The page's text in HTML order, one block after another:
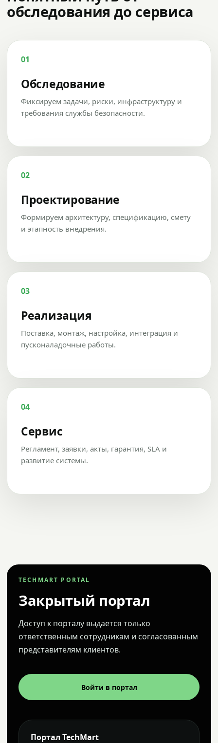
обследования до сервиса
01
Обследование
Фиксируем задачи, риски, инфраструктуру и
требования службы безопасности.
02
Проектирование
Формируем архитектуру, спецификацию, смету
и этапность внедрения.
03
Реализация
Поставка, монтаж, настройка, интеграция и
пусконаладочные работы.
04
Сервис
Регламент, заявки, акты, гарантия, SLA и
развитие системы.
TECHMART PORTAL
Закрытый портал
Доступ к порталу выдается только
ответственным сотрудникам и согласованным
представителям клиентов.
Войти в портал
Портал TechMart